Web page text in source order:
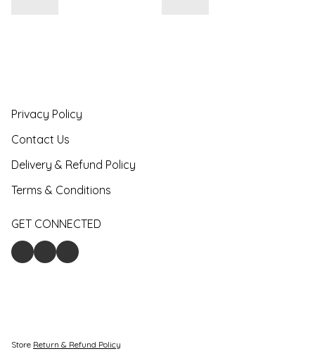
Privacy Policy
Contact Us
Delivery & Refund Policy
Terms & Conditions
GET CONNECTED
Store Return & Refund Policy